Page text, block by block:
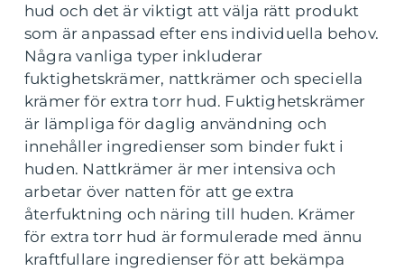
hud och det är viktigt att välja rätt produkt
som är anpassad efter ens individuella behov.
Några vanliga typer inkluderar
fuktighetskrämer, nattkrämer och speciella
krämer för extra torr hud. Fuktighetskrämer
är lämpliga för daglig användning och
innehåller ingredienser som binder fukt i
huden. Nattkrämer är mer intensiva och
arbetar över natten för att ge extra
återfuktning och näring till huden. Krämer
för extra torr hud är formulerade med ännu
kraftfullare ingredienser för att bekämpa